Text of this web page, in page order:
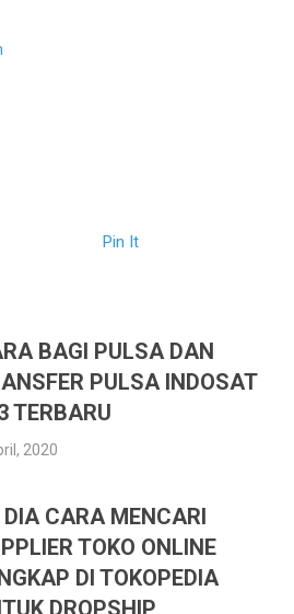
Pin It
BAGI PULSA DAN
PULSA INDOSAT
TERBARU
2020
DIA CARA MENCARI
TOKO ONLINE
DI TOKOPEDIA
DROPSHIP